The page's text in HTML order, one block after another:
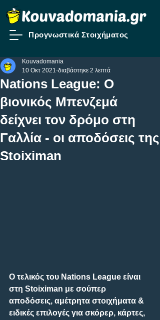
Προγνωστικά Στοιχήματος
Nations League: O
βιονικός Μπενζεμά
δείχνει τον δρόμο στη
Γαλλία - οι αποδόσεις της
Stoiximan
Kouvadomania
10 Οκτ 2021 διαβάστηκε 2 λεπτά
O τελικός του Nations League είναι
στη Stoiximan με σούπερ
αποδόσεις, αμέτρητα στοιχήματα &
ειδικές επιλογές για σκόρερ, κάρτες,